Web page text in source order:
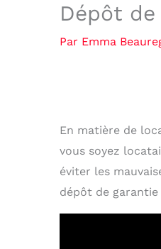
Dépôt
Par Emma
En matière de
vous soyez
éviter les
dépôt de